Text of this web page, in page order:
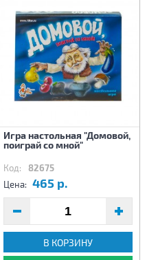
Игра настольная "Домовой,
поиграй со мной"
Код: 82675
Цена: 465 р.
В КОРЗИНУ